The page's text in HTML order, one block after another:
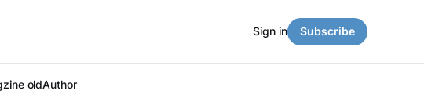
oldAuthor
Sign in Subscribe